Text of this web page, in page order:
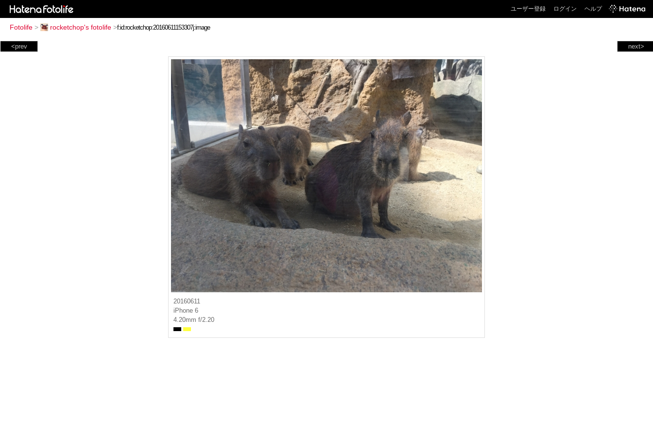
ユーザー登録 ログイン ヘルプ
Fotolife > rocketchop's fotolife >
next>
<prev
20160611
iPhone 6
4.20mm f/2.20